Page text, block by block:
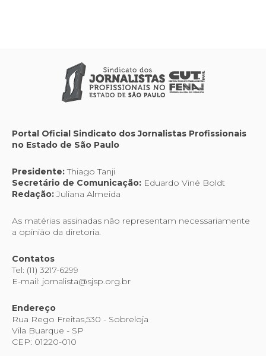
Portal Oficial Sindicato dos Jornalistas Profissionais
no Estado de São Paulo
Presidente:Thiago Tanji
Secretário de Comunicação: Eduardo Viné Boldt
Redação:Juliana Almeida
As matérias assinadas não representam necessariamente
a opinião da diretoria.
Contatos
Tel: (11) 3217-6299
E-mail: jornalista@sjsp.org.br
Endereço
Rua Rego Freitas,530 - Sobreloja
Vila Buarque - SP
CEP: 01220-010